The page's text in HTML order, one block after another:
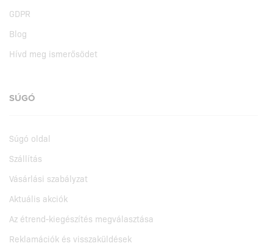
GDPR
Blog
Hívd meg ismerősödet
SÚGÓ
Súgó oldal
Szállítás
Vásárlási szabályzat
Aktuális akciók
Az étrend-kiegészítés megválasztása
Reklamációk és visszaküldések